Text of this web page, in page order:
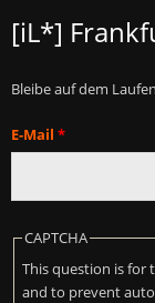
[iL*]
Bleibe auf dem
E-Mail *
CAPTCHA
This question is for
and to prevent